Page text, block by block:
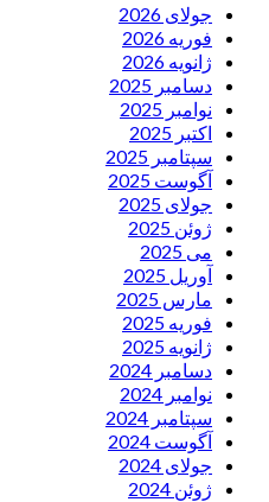
جولای 2026
فوریه 2026
ژانویه 2026
دسامبر 2025
نوامبر 2025
اکتبر 2025
سپتامبر 2025
آگوست 2025
جولای 2025
ژوئن 2025
می 2025
آوریل 2025
مارس 2025
فوریه 2025
ژانویه 2025
دسامبر 2024
نوامبر 2024
سپتامبر 2024
آگوست 2024
جولای 2024
ژوئن 2024